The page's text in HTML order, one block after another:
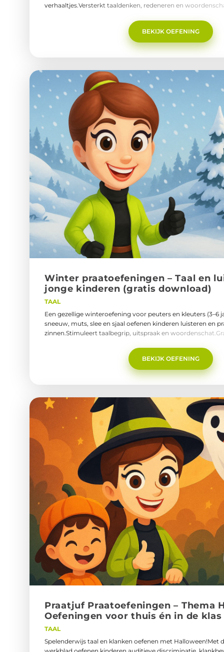
verhaaltjes.Versterkt taaldenken, redeneren en
Winter - oudere kinderen.pdf
BEKIJK OEFENING
Win­ter praatoe­fe­nin­gen – Taal en
jonge kin­de­ren (gra­tis down­load)
TAAL
Een gezellige winteroefening voor peuters en kleuters (3–6
sneeuw, muts, slee en sjaal oefenen kinderen luisteren en
zinnen.Stimuleert taalbegrip, uitspraak en
winter-jonge-kinderen-tot-en-met-groep-3.pdf
BEKIJK OEFENING
Praat­juf Praatoe­fe­nin­gen – Thema
Oe­fe­nin­gen voor thuis én in de klas
TAAL
Spelenderwijs taal en klanken oefenen met Halloween!Met